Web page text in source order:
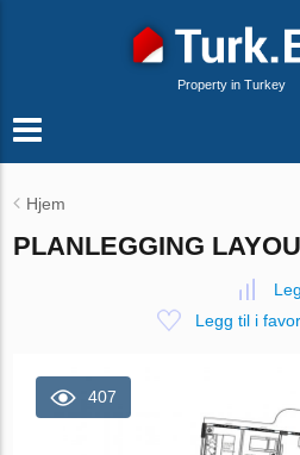
Property in Turkey
Hjem
PLANLEGGING
Legg til i
407